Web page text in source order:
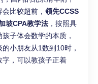
比较超前， 领先CCSS
坡CPA教学法 ，按照具
子体会数学的本质，
小朋友从1数到10时，
，可以教孩子正着